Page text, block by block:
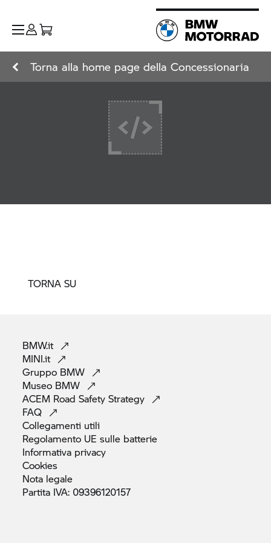
Torna alla home page della Concessionaria
TORNA SU
BMW.it
MINI.it
Gruppo BMW
Museo BMW
ACEM Road SafetyStrategy
FAQ
Collegamenti utili
Regolamento UE sulle batterie
Informativa privacy
Cookies
Nota legale
Partita IVA: 09396120157